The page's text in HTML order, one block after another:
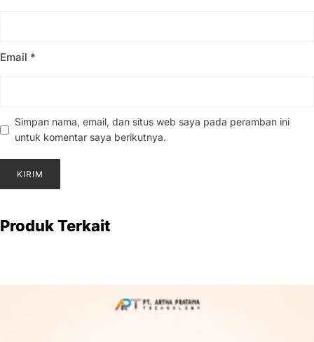
Email *
Simpan nama, email, dan situs web saya pada peramban ini
untuk komentar saya berikutnya.
Produk Terkait